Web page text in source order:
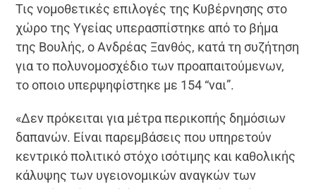
Τις νομοθετικές επιλογές της Κυβέρνησης στο
χώρο της Υγείας υπερασπίστηκε από το βήμα
της Βουλής, ο Ανδρέας Ξανθός, κατά τη συζήτηση
για το πολυνομοσχέδιο των προαπαιτούμενων,
το οποιο υπερψηφίστηκε με 154 “ναι”.
«Δεν πρόκειται για μέτρα περικοπής δημόσιων
δαπανών. Είναι παρεμβάσεις που υπηρετούν
κεντρικό πολιτικό στόχο ισότιμης και καθολικής
κάλυψης των υγειονομικών αναγκών των